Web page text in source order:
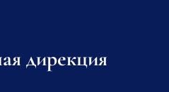
дирекция